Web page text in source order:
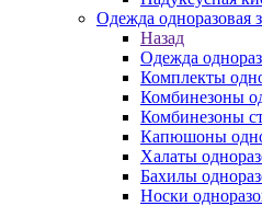
Одежда одноразовая
Назад
Одежда
Комплекты
Комбинезоны
Комбинезоны
Капюшоны
Халаты
Бахилы
Носки